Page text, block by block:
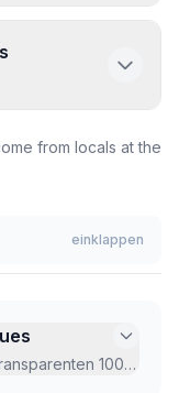
from locals at the
einklappen
100-